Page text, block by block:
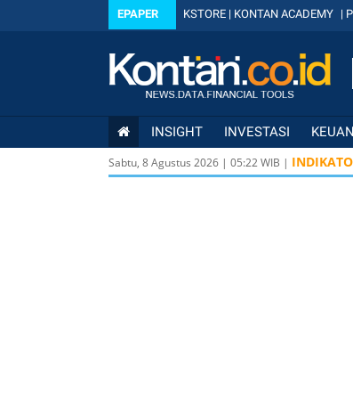
EPAPER KSTORE | KONTAN ACADEMY |
INSIGHT INVESTASI
Sabtu, 8 Agustus 2026 | 05:22WIB |